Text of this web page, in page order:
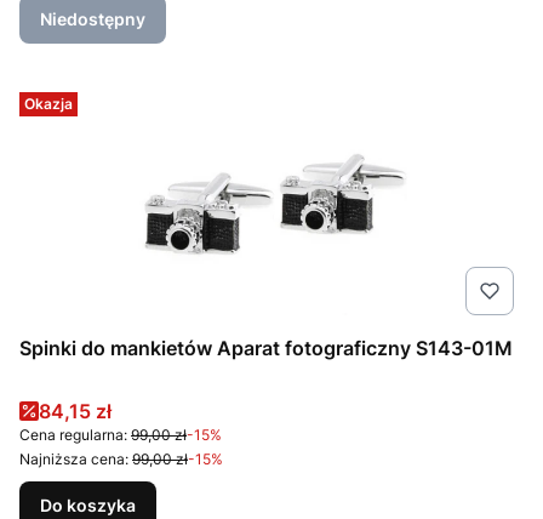
Niedostępny
Okazja
Spinki do mankietów Aparat fotograficzny S143-01M
Cena promocyjna
84,15 zł
Cena regularna: 99,00 zł-15%
Najniższa cena: 99,00 zł-15%
Do koszyka